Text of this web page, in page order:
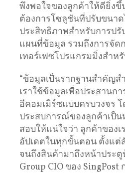
พึงพอใจของลูกค้าให้ดียิ่งขึ้
ต้องการโซลูชันที่ปรับขนา
ประสิทธิภาพสำหรับการป
แผนที่ข้อมูล รวมถึงการจั
เทอร์เฟซโปรแกรมมิ่งสำห
“ข้อมูลเป็นรากฐานสำคัญส
เราใช้ข้อมูลเพื่อประสานก
อีคอมเมิร์ซแบบครบวงจร
ประสบการณ์ของลูกค้าเป็น
สอบให้แน่ใจว่า ลูกค้าของ
อัปเดตในทุกขั้นตอน ตั้งแ
จนถึงสินค้ามาถึงหน้าประตู
Group CIO ของ SingPost